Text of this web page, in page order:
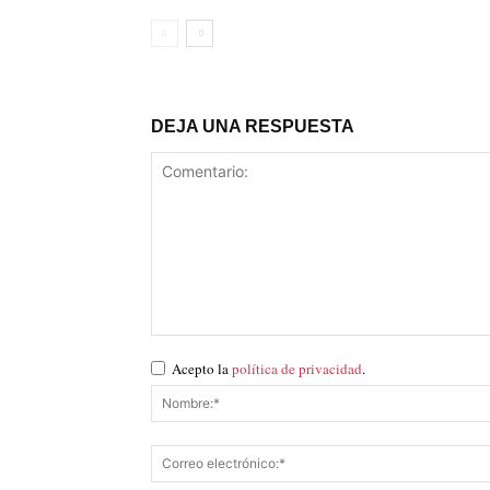
DEJA UNA RESPUESTA
Acepto la política de privacidad.